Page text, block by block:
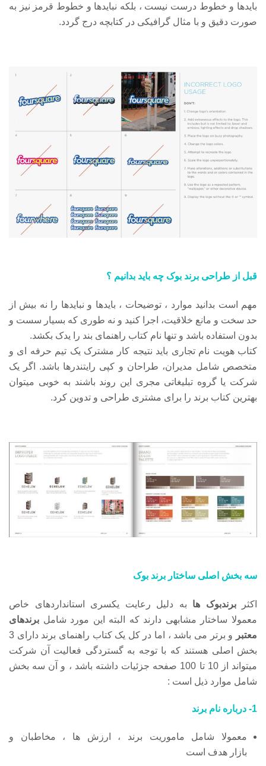
بایدها و خطوط درست نیست ، بلکه نبایدها و خطوط قرمز نیز به
صورت دقیق و با مثال گرافیکی در کتابچه درج گردد.
قبل از طراحی برند بوک چه باید بدانیم ؟
مهم است بدانید موارد ، توضیحات ، بایدها و نبایدها را نه بیش از
حد سخت و مانع خلاقیت، اجرا کنید و نه طوری که بسیار سست و
بدون استفاده باشد و تنها نام کتاب راهنمای بند را یدک بکشد.
کتاب هویت نام تجاری باید نتیجه کار مشترک یک تیم حرفه ای و
متخصص شامل مدیران، طراحان و کپی رایتندرها باشد. اگر یک
شرکت یا گروه تبلیغاتی مجری این روند باشند به خوبی میتوان
بهترین کتاب برند را برای مشتری طراحی و تدوین کرد.
سه بخش اصلی ساختار برند بوک
اکثربرندبوک ها به دلیل رعایت یکسری استانداردهای خاص
معمولا ساختار مشابهی دارند که البته این مورد شامل برندهای
معتبر
و برتر می باشد ، اما در کل یک کتاب راهنمای برند دارای 3
بخش اصلی هستند که با توجه به گستردگی فعالیت آن شرکت
میتواند از 10 تا 100 صفحه جزئیات داشته باشد ، و آن سه بخش
شامل موارد ذیل است :
1- درباره نام برند
معمولا شامل ماموریت برند ، ارزش ها ، مخاطبان و
بازار هدف است